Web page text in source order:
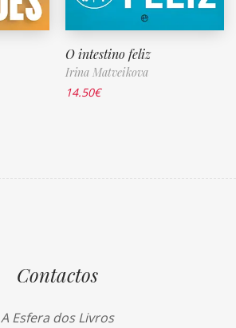
O intestino feliz
Irina Matveikova
14.50€
Contactos
A Esfera dos Livros